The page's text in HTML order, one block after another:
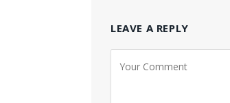
LEAVE A REPLY